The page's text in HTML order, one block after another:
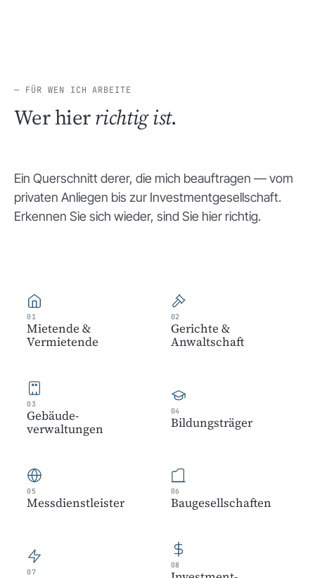
— FÜR WEN ICH ARBEITE
Wer hierrichtig ist.
Ein Querschnitt derer, die mich beauftragen — vom
privaten Anliegen bis zur Investment­gesellschaft.
Erkennen Sie sich wieder, sind Sie hier richtig.
01
Mietende &
Vermietende
02
Gerichte &
Anwaltschaft
03
Gebäude­
verwaltungen
04
Bildungs­träger
05
Messdienst­leister
06
Bau­gesellschaften
07
08